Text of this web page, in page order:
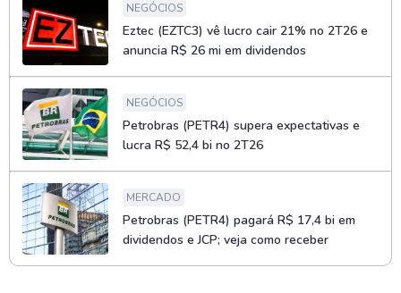
NEGÓCIOS
Eztec (EZTC3) vê lucro cair 21% no 2T26 e
anuncia R$ 26 mi em dividendos
NEGÓCIOS
Petrobras (PETR4) supera expectativas e
lucra R$ 52,4 bi no 2T26
MERCADO
Petrobras (PETR4) pagará R$ 17,4 bi em
dividendos e JCP; veja como receber